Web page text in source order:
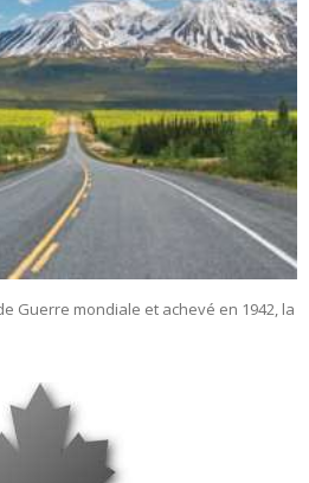
Guerre mondiale et achevé en 1942, la